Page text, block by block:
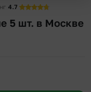
4.7
5 шт. в Москве